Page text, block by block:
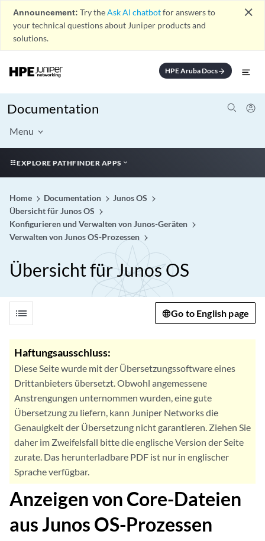
Announcement: Try theAsk AI chatbotfor answers to
your technical questions about Juniper products and
solutions.
close
HPE Aruba Docsarrow_forward
Documentation
Menu
EXPLORE PATHFINDER APPS
Home Documentation
Junos OS
Übersicht für Junos OS
Konfigurieren und Verwalten von Junos-Geräten
Verwalten von Junos OS-Prozessen
Übersicht für Junos OS
list Go to English page
Haftungsausschluss:
Diese Seite wurde mit der Übersetzungssoftware eines
Drittanbieters übersetzt. Obwohl angemessene
Anstrengungen unternommen wurden, eine gute
Übersetzung zu liefern, kann Juniper Networks die
Genauigkeit der Übersetzung nicht garantieren. Ziehen Sie
daher im Zweifelsfall bitte die englische Version der Seite
zurate. Das herunterladbare PDF ist nur in englischer
Sprache verfügbar.
Anzeigen von Core-Dateien
aus Junos OS-Prozessen